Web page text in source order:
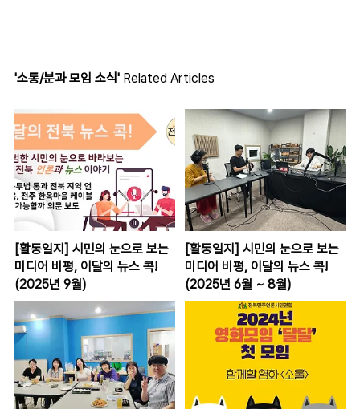
'소통/분과 모임 소식' Related Articles
[활동일지] 시민의 눈으로 보는
미디어 비평, 이달의 뉴스 콕!
(2025년 9월)
[활동일지] 시민의 눈으로 보는
미디어 비평, 이달의 뉴스 콕!
(2025년 6월 ~ 8월)